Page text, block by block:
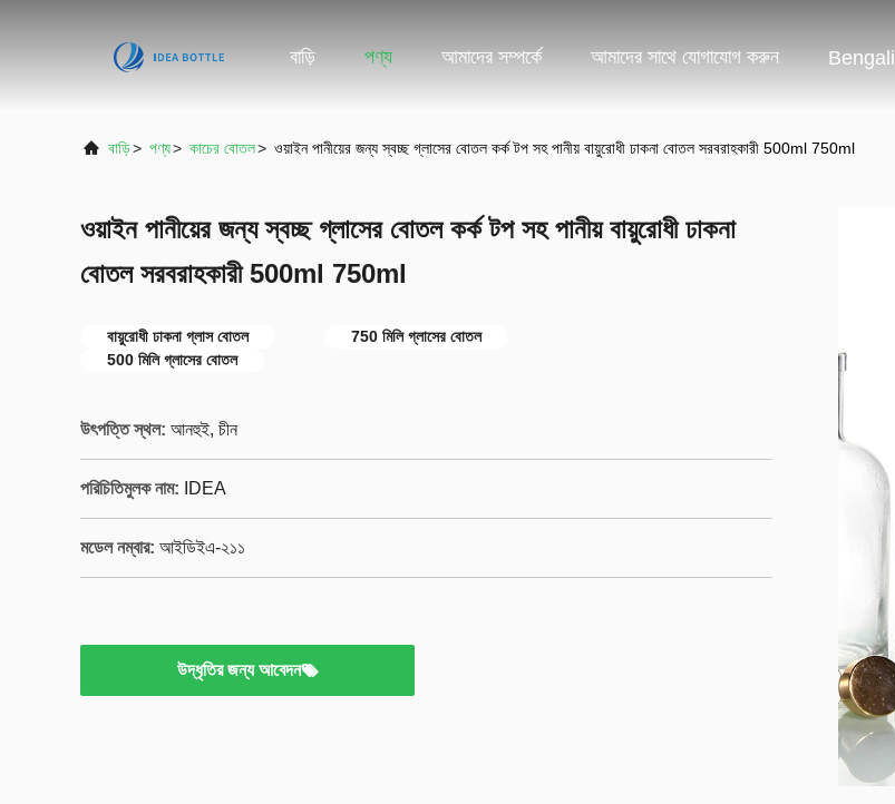
বাড়ি পণ্য আমাদের সম্পর্কে আমাদের সাথে যোগাযোগ করুন Bengali
বাড়ি> পণ্য> কাচের বোতল> ওয়াইন পানীয়ের জন্য স্বচ্ছ গ্লাসের বোতল কর্ক টপ সহ পানীয় বায়ুরোধী ঢাকনা বোতল সরবরাহকারী 500ml 750ml
ওয়াইন পানীয়ের জন্য স্বচ্ছ গ্লাসের বোতল কর্ক টপ সহ পানীয় বায়ুরোধী ঢাকনা
বোতল সরবরাহকারী 500ml 750ml
বায়ুরোধী ঢাকনা গ্লাস বোতল
750 মিলি গ্লাসের বোতল
500 মিলি গ্লাসের বোতল
উৎপত্তি স্থল: আনহুই, চীন
পরিচিতিমুলক নাম: IDEA
মডেল নম্বার: আইডিইএ-২১১
উদ্ধৃতির জন্য আবেদন